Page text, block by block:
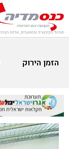
הזמן הירוק